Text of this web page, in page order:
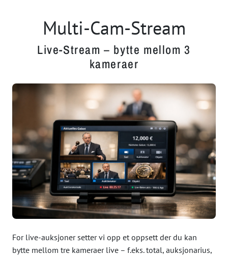
Multi-Cam-Stream
Live-Stream – bytte mellom 3
kameraer
For live-auksjoner setter vi opp et oppsett der du kan
bytte mellom tre kameraer live – f.eks. total, auksjonarius,